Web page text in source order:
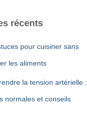
récents
pour cuisiner sans
les aliments
la tension artérielle :
normales et conseils